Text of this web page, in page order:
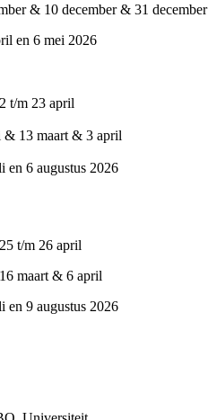
& 10 december & 31 december
en 6 mei 2026
t/m 23 april
& 13 maart & 3 april
en 6 augustus 2026
t/m 26 april
maart & 6 april
en 9 augustus 2026